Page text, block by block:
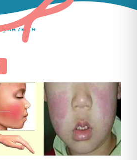
Vijfde ziekte